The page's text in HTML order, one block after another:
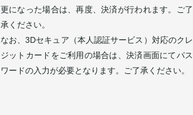
更になった場合は、再度、決済が行われます。ご了
承ください。
なお、3Dセキュア（本人認証サービス）対応のクレ
ジットカードをご利用の場合は、決済画面にてパス
ワードの入力が必要となります。ご了承ください。